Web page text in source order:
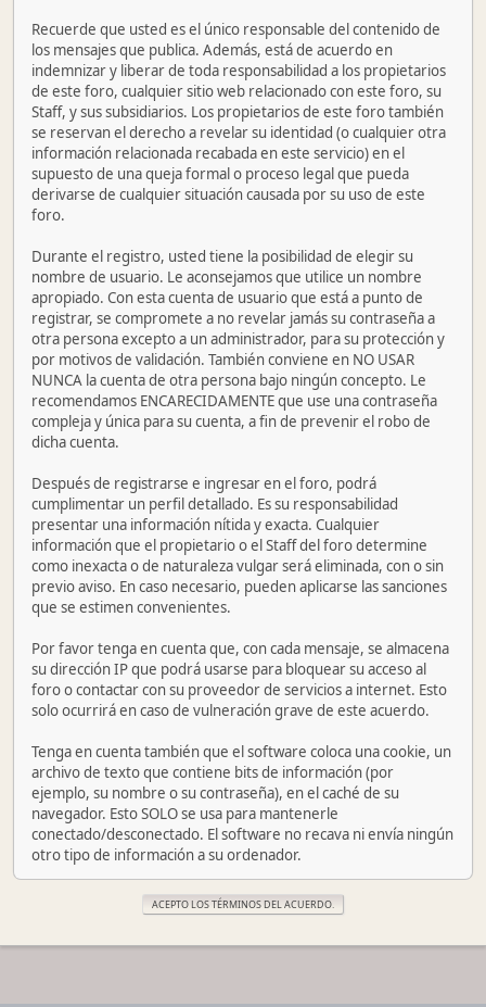
Recuerde que usted es el único responsable del contenido de
los mensajes que publica. Además, está de acuerdo en
indemnizar y liberar de toda responsabilidad a los propietarios
de este foro, cualquier sitio web relacionado con este foro, su
Staff, y sus subsidiarios. Los propietarios de este foro también
se reservan el derecho a revelar su identidad (o cualquier otra
información relacionada recabada en este servicio) en el
supuesto de una queja formal o proceso legal que pueda
derivarse de cualquier situación causada por su uso de este
foro.
Durante el registro, usted tiene la posibilidad de elegir su
nombre de usuario. Le aconsejamos que utilice un nombre
apropiado. Con esta cuenta de usuario que está a punto de
registrar, se compromete a no revelar jamás su contraseña a
otra persona excepto a un administrador, para su protección y
por motivos de validación. También conviene en NO USAR
NUNCA la cuenta de otra persona bajo ningún concepto. Le
recomendamos ENCARECIDAMENTE que use una contraseña
compleja y única para su cuenta, a fin de prevenir el robo de
dicha cuenta.
Después de registrarse e ingresar en el foro, podrá
cumplimentar un perfil detallado. Es su responsabilidad
presentar una información nítida y exacta. Cualquier
información que el propietario o el Staff del foro determine
como inexacta o de naturaleza vulgar será eliminada, con o sin
previo aviso. En caso necesario, pueden aplicarse las sanciones
que se estimen convenientes.
Por favor tenga en cuenta que, con cada mensaje, se almacena
su dirección IP que podrá usarse para bloquear su acceso al
foro o contactar con su proveedor de servicios a internet. Esto
solo ocurrirá en caso de vulneración grave de este acuerdo.
Tenga en cuenta también que el software coloca una cookie, un
archivo de texto que contiene bits de información (por
ejemplo, su nombre o su contraseña), en el caché de su
navegador. Esto SOLO se usa para mantenerle
conectado/desconectado. El software no recava ni envía ningún
otro tipo de información a su ordenador.